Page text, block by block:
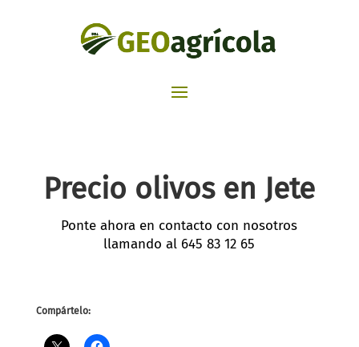
Precio olivos en Jete
Ponte ahora en contacto con nosotros
llamando al 645 83 12 65
Compártelo: